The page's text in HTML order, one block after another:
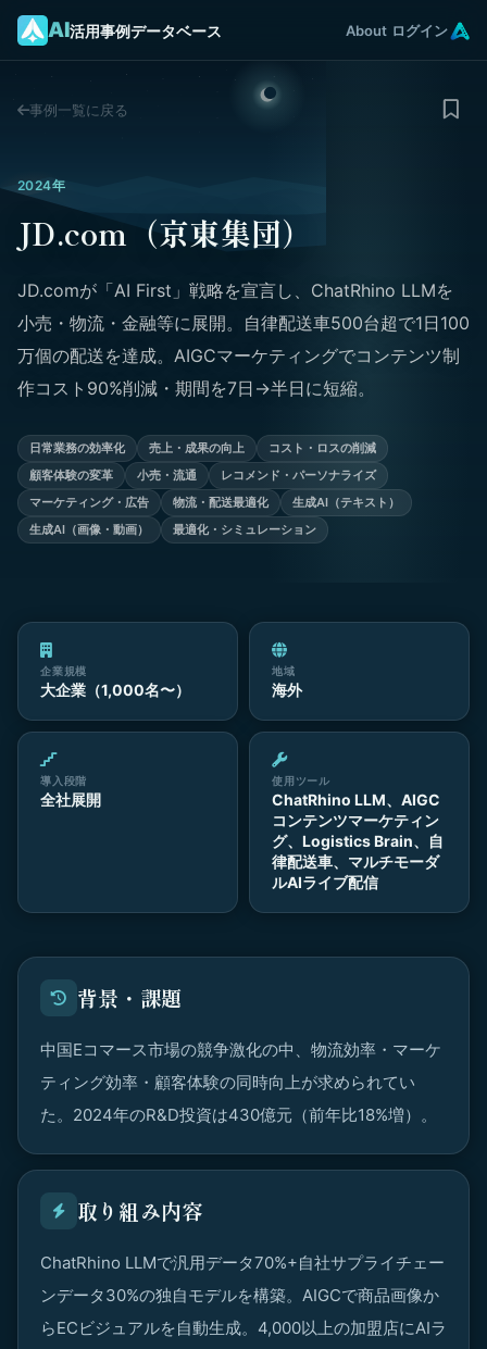
AI活用事例データベース About ログイン
事例一覧に戻る
2024年
JD.com（京東集団）
JD.comが「AI First」戦略を宣言し、ChatRhino LLMを
小売・物流・金融等に展開。自律配送車500台超で1日100
万個の配送を達成。AIGCマーケティングでコンテンツ制
作コスト90%削減・期間を7日→半日に短縮。
日常業務の効率化 売上・成果の向上
コスト・ロスの削減
顧客体験の変革
小売・流通
レコメンド・パーソナライズ
マーケティング・広告
物流・配送最適化
生成AI（テキスト）
生成AI（画像・動画）
最適化・シミュレーション
企業規模
大企業（1,000名〜）
地域
海外
導入段階
全社展開
使用ツール
ChatRhino LLM、AIGC
コンテンツマーケティン
グ、Logistics Brain、自
律配送車、マルチモーダ
ルAIライブ配信
背景・課題
中国Eコマース市場の競争激化の中、物流効率・マーケ
ティング効率・顧客体験の同時向上が求められてい
た。2024年のR&D投資は430億元（前年比18%増）。
取り組み内容
ChatRhino LLMで汎用データ70%+自社サプライチェー
ンデータ30%の独自モデルを構築。AIGCで商品画像か
らECビジュアルを自動生成。4,000以上の加盟店にAIラ